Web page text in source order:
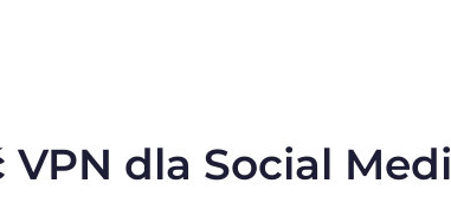
dla Social